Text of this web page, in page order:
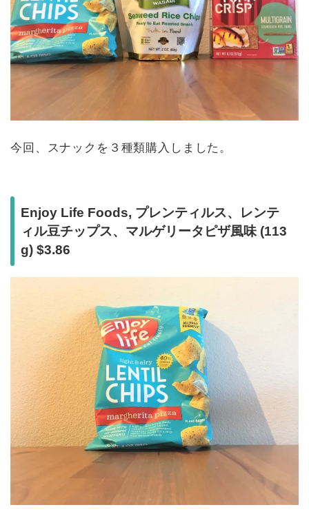
今回、スナックを３種類購入しました。
Enjoy Life Foods, プレンティルス、レンテ
ィル豆チップス、マルゲリータピザ風味 (113
g) $3.86